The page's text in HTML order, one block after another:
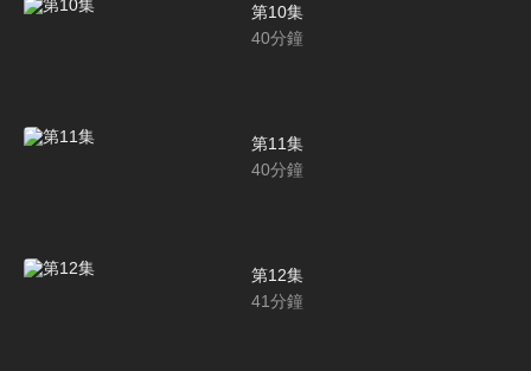
第10集
40分鐘
第11集
40分鐘
第12集
41分鐘